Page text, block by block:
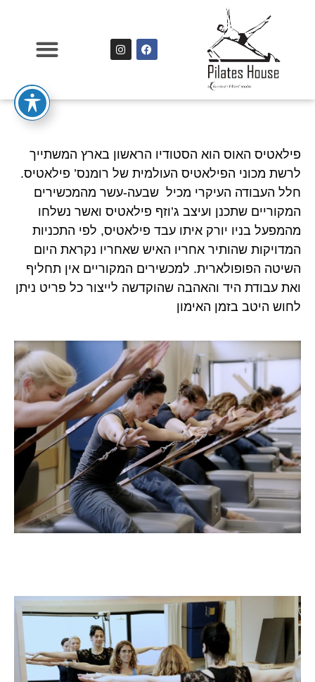
פילאטיס האוס הוא הסטודיו הראשון בארץ המשתייך
לרשת מכוני הפילאטיס העולמית של רומנס’ פילאטיס.
חלל העבודה העיקרי מכיל שבעה-עשר מהמכשירים
המקוריים שתכנן ועיצב ג’וזף פילאטיס ואשר נשלחו
מהמפעל בניו יורק איתו עבד פילאטיס, לפי התכניות
המדויקות שהותיר אחריו האיש שאחריו נקראת היום
השיטה הפופולארית. למכשירים המקוריים אין תחליף
ואת עבודת היד והאהבה שהוקדשה לייצור כל פריט ניתן
לחוש היטב בזמן האימון